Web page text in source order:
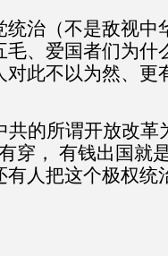
治（不是敌视中
、爱国者们为什
此不以为然、更
共的所谓开放改革
穿， 有钱出国就
人把这个极权统